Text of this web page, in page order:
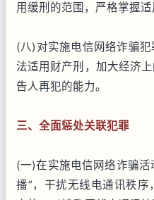
用缓刑的范围，严格掌握适
(八)对实施电信网络诈骗
法适用财产刑，加大经济
告人再犯的能力。
三、全面惩处关联犯罪
(一)在实施电信网络诈骗活
播”，干扰无线电通讯秩